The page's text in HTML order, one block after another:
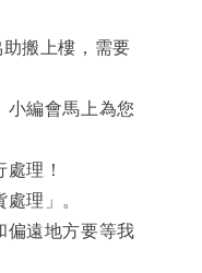
搬上樓，需要
編會馬上為您
理！
理」。
偏遠地方要等我